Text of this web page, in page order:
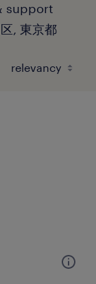
support
, 東京都